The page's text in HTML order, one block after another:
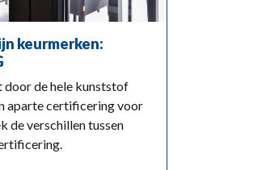
keurmerken:
de hele kunststof
aparte certificering voor
de verschillen tussen